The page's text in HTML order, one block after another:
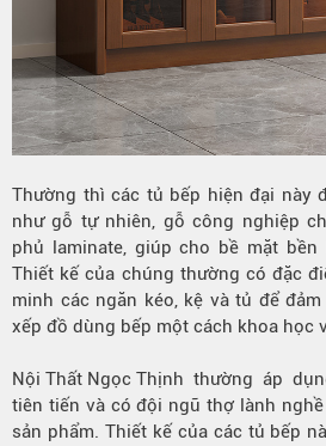
Thường thì các tủ bếp hiện đại này
như gỗ tự nhiên, gỗ công nghiệp
phủ laminate, giúp cho bề mặt
Thiết kế của chúng thường có đặc
minh các ngăn kéo, kệ và tủ để
xếp đồ dùng bếp một cách khoa học
Nội Thất Ngọc Thịnh thường áp
tiên tiến và có đội ngũ thợ lành
sản phẩm. Thiết kế của các tủ bếp